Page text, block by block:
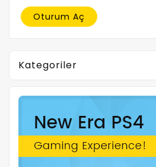
Kategoriler